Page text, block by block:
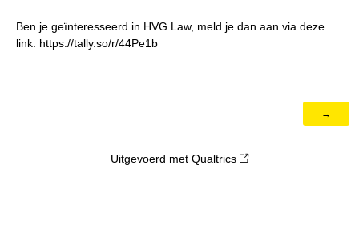
Ben je geïnteresseerd in HVG Law, meld je dan aan via deze
link: https://tally.so/r/44Pe1b
Uitgevoerd met Qualtrics